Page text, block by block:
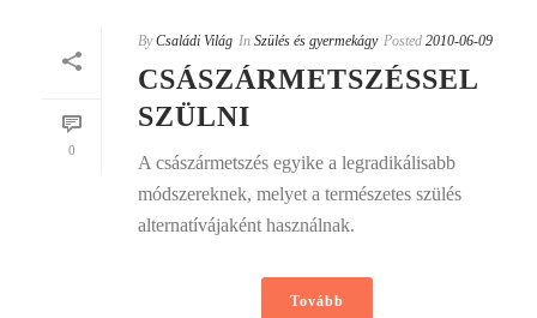
0
By Családi Világ In Szülés és gyermekágy Posted 2010-06-09
CSÁSZÁRMETSZÉSSEL
SZÜLNI
A császármetszés egyike a legradikálisabb
módszereknek, melyet a természetes szülés
alternatívájaként használnak.
Tovább